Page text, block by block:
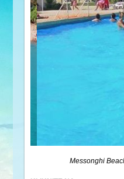
Messonghi